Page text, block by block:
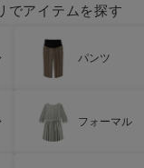
でアイテムを探す
パンツ
フォーマル